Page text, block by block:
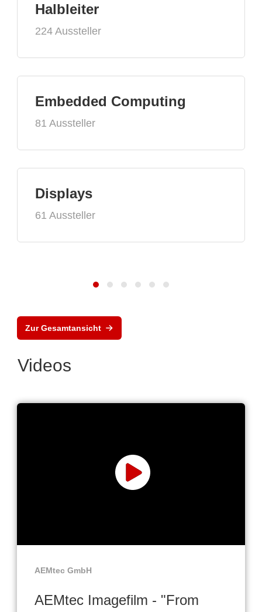
Halbleiter
224 Aussteller
Embedded Computing
81 Aussteller
Displays
61 Aussteller
Zur Gesamtansicht
Videos
AEMtec GmbH
AEMtec Imagefilm - "From